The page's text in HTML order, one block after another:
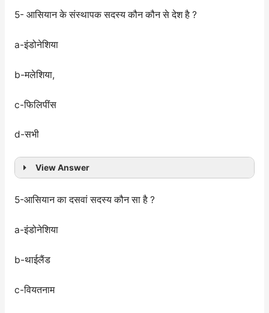
5- आसियान के संस्थापक सदस्य कौन कौन से देश है ?
a-इंडोनेशिया
b-मलेशिया,
c-फिलिपींस
d-सभी
View Answer
5-आसियान का दसवां सदस्य कौन सा है ?
a-इंडोनेशिया
b-थाईलैंड
c-वियतनाम